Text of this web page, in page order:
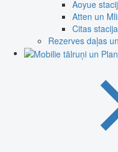
Aoyue
Atten un
Citas
Rezerves daļas